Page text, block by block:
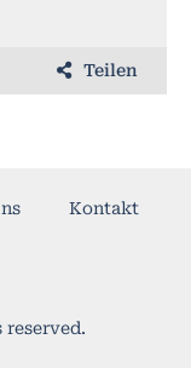
Teilen
Kontakt